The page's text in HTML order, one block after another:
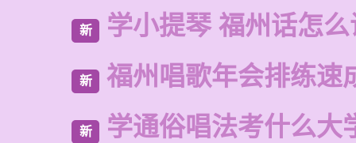
新 学小提琴 福州话怎
新 福州唱歌年会排练速
新 学通俗唱法考什么大